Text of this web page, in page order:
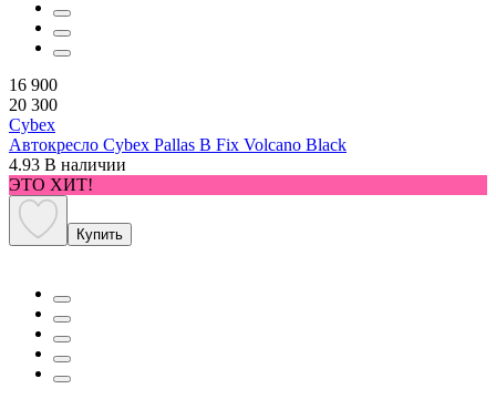
16 900
20 300
Cybex
Автокресло Cybex Pallas B Fix Volcano Black
4.93 В наличии
ЭТО ХИТ!
Купить